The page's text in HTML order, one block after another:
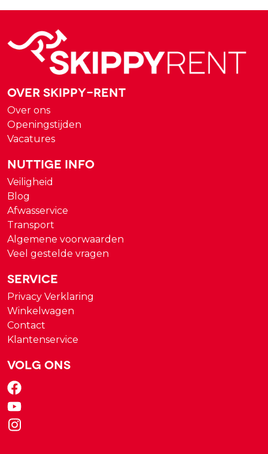
Over Skippy-rent
Over ons
Openingstijden
Vacatures
Nuttige Info
Veiligheid
Blog
Afwasservice
Transport
Algemene voorwaarden
Veel gestelde vragen
Service
Privacy Verklaring
Winkelwagen
Contact
Klantenservice
Volg ons